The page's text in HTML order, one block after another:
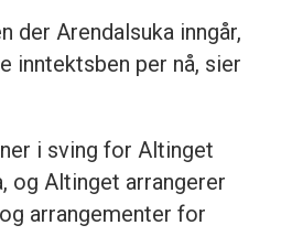
der Arendalsuka inngår,
inntektsben per nå, sier
i sving for Altinget
og Altinget arrangerer
arrangementer for